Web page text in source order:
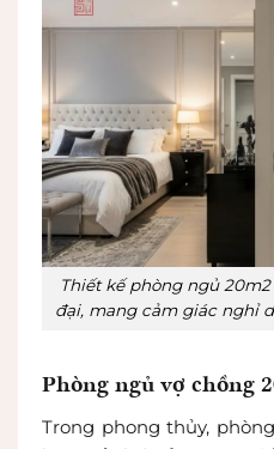
Thiết kế phòng ngủ
đại, mang cảm giác nghỉ
Phòng ngủ vợ chồng
Trong phong thủy,